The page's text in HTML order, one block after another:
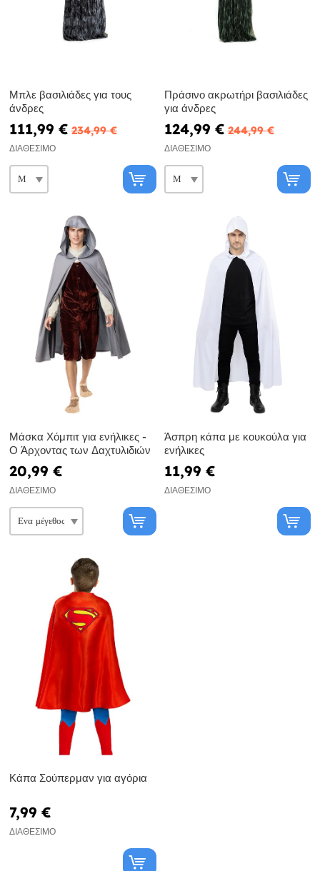
Μπλε βασιλιάδες για τους
άνδρες
111,99 € 234,99 €
ΔΙΑΘΈΣΙΜΟ
Πράσινο ακρωτήρι βασιλιάδες
για άνδρες
124,99 € 244,99 €
ΔΙΑΘΈΣΙΜΟ
Μάσκα Χόμπιτ για ενήλικες -
Ο Άρχοντας των Δαχτυλιδιών
20,99 €
ΔΙΑΘΈΣΙΜΟ
Άσπρη κάπα με κουκούλα για
ενήλικες
11,99 €
ΔΙΑΘΈΣΙΜΟ
Κάπα Σούπερμαν για αγόρια
7,99 €
ΔΙΑΘΈΣΙΜΟ